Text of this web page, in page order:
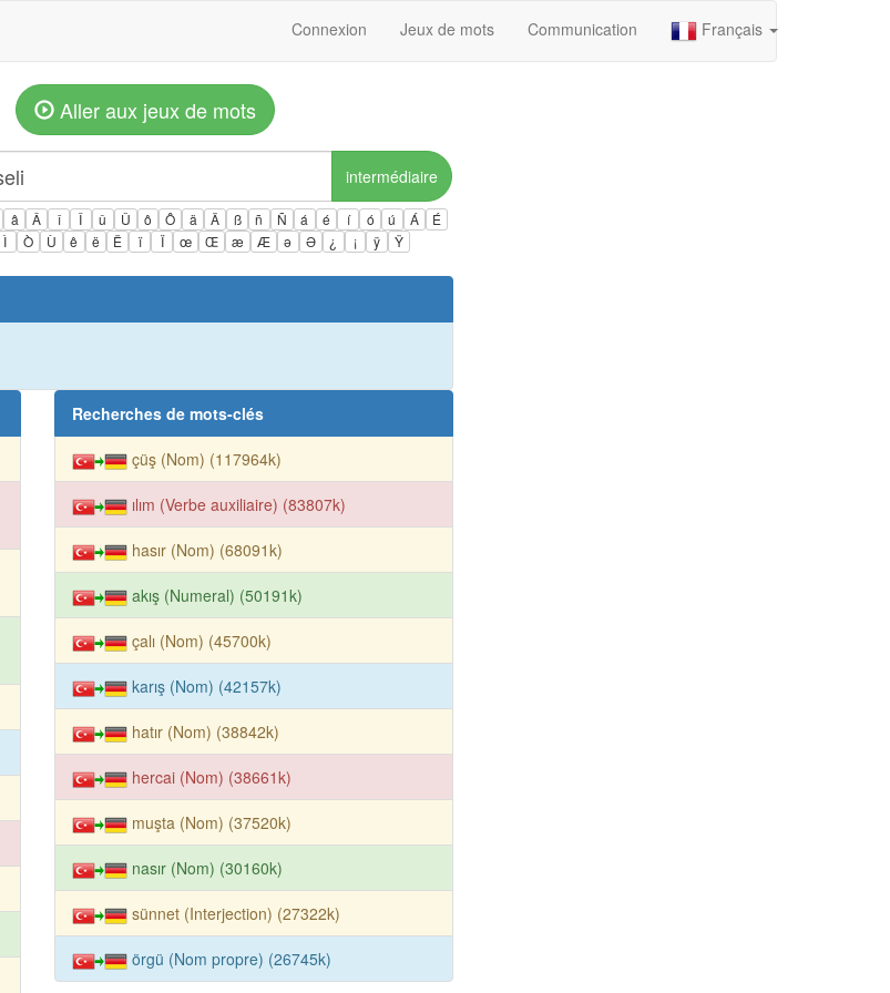
Connexion Jeux de mots Communication Français
Aller aux jeux de mots
intermédiaire
â Â î Î û Û ô Ô ä Ä ß ñ Ñ á é í ó ú Á
É
Ì Ò Ù ê ë Ë ï Ï œ Œ æ Æ ə Ə ¿ ¡ ÿ Ÿ
Recherches de mots-clés
çüş (Nom) (117964k)
ılım (Verbe auxiliaire) (83807k)
hasır (Nom) (68091k)
akış (Numeral) (50191k)
çalı (Nom) (45700k)
karış (Nom) (42157k)
hatır (Nom) (38842k)
hercai (Nom) (38661k)
muşta (Nom) (37520k)
nasır (Nom) (30160k)
sünnet (Interjection) (27322k)
örgü (Nom propre) (26745k)